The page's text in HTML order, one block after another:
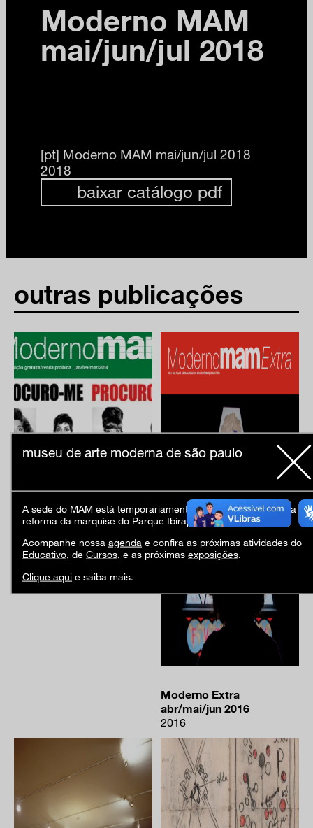
Moderno MAM
mai/jun/jul 2018
[pt] Moderno MAM mai/jun/jul 2018
2018
baixar catálogo pdf
outras publicações
jan/fev/mar 2014
2014
Moderno Extra
abr/mai/jun 2016
2016
museu de arte moderna de são paulo
A sede do MAM está temporariamente fechada em virtude da
reforma da marquise do Parque Ibirapuera.
Acompanhe nossa agenda e confira as próximas atividades do
Educativo, de Cursos, e as próximas exposições.
Clique aqui e saiba mais.